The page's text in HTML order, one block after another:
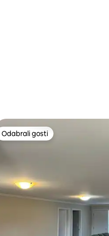
gosti”
Odabrali gosti
Odabrali gosti